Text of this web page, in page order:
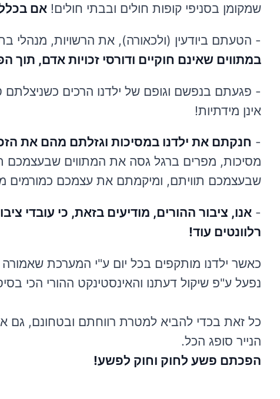
שמקומן בסניפי קופות חולים ובבתי חולים! אם
- הטעתם ביודעין (ולכאורה), את הרשויות, מנהלי
במתווים שאינם חוקיים ודורסי זכויות אדם, תוך
- פגעתם בנפשם וגופם של ילדנו הרכים כשניצלתם
אינן מידתיות!
- חנקתם את ילדנו במסיכות וגזלתם מהם את
מסיכות, מפרים ברגל גסה את המתווים שבעצמכם
שבעצמכם תוויתם, ומיקמתם את עצמכם כמורמים
- אנו, ציבור ההורים, מודיעים בזאת, כי עובדי
רלוונטים עוד!
כאשר ילדנו מותקפים בכל יום ע"י המערכת
נפעל ע"פ שיקול דעתנו והאינסטינקט ההורי הכי
כל זאת בכדי להביא למטרת רווחתם ובטחונם, גם
הנייר סופג הכל.
הפכתם פשע לחוק וחוק לפשע!